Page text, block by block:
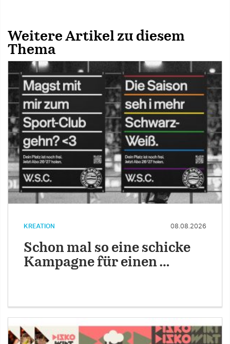
Weitere Artikel zu diesem
Thema
KREATION 08.08.2026
Schon mal so eine schicke
Kampagne für einen …